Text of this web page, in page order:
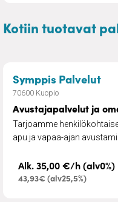
Kotiin tuotavat
Symppis Palvelut–
70600 Kuopio
Avustajapalvelut ja
Tarjoamme
apu ja vapaa-ajan
Alk. 35,00 €/h (alv0%)
43,93€ (alv25,5%)